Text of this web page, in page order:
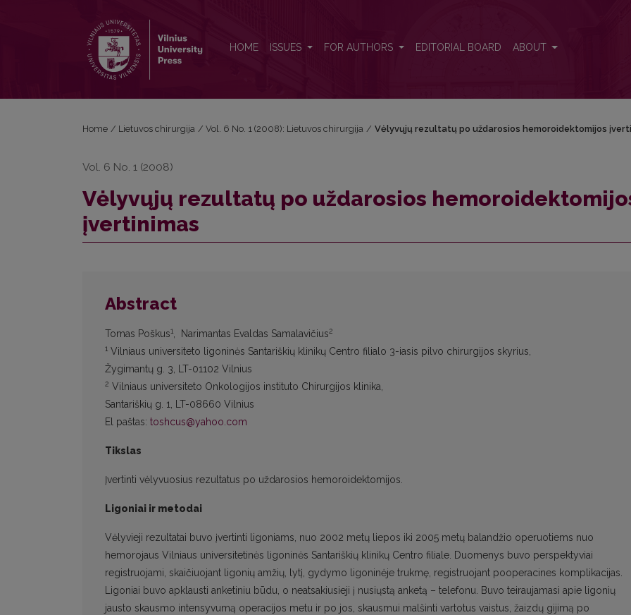
HOME ISSUES FOR AUTHORS EDITORIAL BOARD ABOUT
Home / Lietuvos chirurgija / Vol. 6 No. 1 (2008): Lietuvos chirurgija / Vėlyvųjų rezultatų po uždarosios hemoroidektomijos
Vol. 6 No. 1 (2008)
Vėlyvųjų rezultatų po uždarosios
įvertinimas
Abstract
Tomas Poškus1, Narimantas Evaldas Samalavičius2
1 Vilniaus universiteto ligoninės Santariškių klinikų Centro filialo 3-iasis pilvo chirurgijos skyrius,
Žygimantų g. 3, LT-01102 Vilnius
2 Vilniaus universiteto Onkologijos instituto Chirurgijos klinika,
Santariškių g. 1, LT-08660 Vilnius
El paštas: toshcus@yahoo.com
Tikslas
Įvertinti vėlyvuosius rezultatus po uždarosios hemoroidektomijos.
Ligoniai ir metodai
Vėlyvieji rezultatai buvo įvertinti ligoniams, nuo 2002 metų liepos iki 2005 metų balandžio operuotiems nuo
hemorojaus Vilniaus universitetinės ligoninės Santariškių klinikų Centro filiale. Duomenys buvo perspektyviai
registruojami, skaičiuojant ligonių amžių, lytį, gydymo ligoninėje trukmę, registruojant pooperacines komplikacijas.
Ligoniai buvo apklausti anketiniu būdu, o neatsakiusieji į nusiųstą anketą – telefonu. Buvo teiraujamasi apie ligonių
jausto skausmo intensyvumą operacijos metu ir po jos, skausmui malšinti vartotus vaistus, žaizdų gijimą po